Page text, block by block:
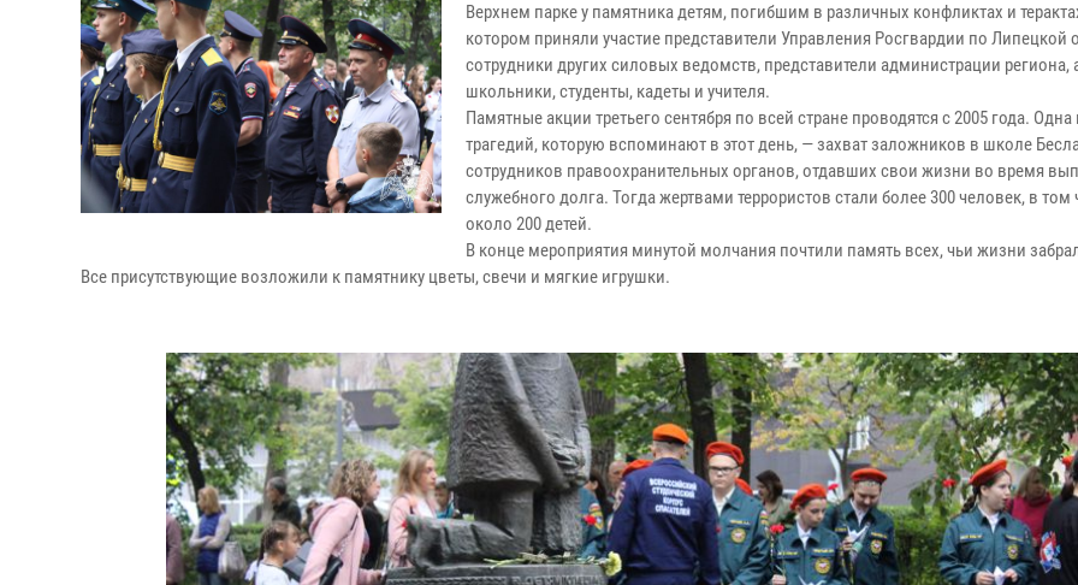
Верхнем парке у памятника детям, погибшим в различных конфликтах и
котором приняли участие представители Управления Росгвардии по Липецкой
сотрудники других силовых ведомств, представители администрации региона,
школьники, студенты, кадеты и учителя.
Памятные акции третьего сентября по всей стране проводятся с 2005 года. Одна
трагедий, которую вспоминают в этот день, — захват заложников в школе
сотрудников правоохранительных органов, отдавших свои жизни во время
служебного долга. Тогда жертвами террористов стали более 300 человек, в том
около 200 детей.
В конце мероприятия минутой молчания почтили память всех, чьи жизни
Все присутствующие возложили к памятнику цветы, свечи и мягкие игрушки.